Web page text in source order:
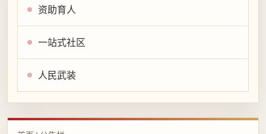
资助育人
一站式社区
人民武装